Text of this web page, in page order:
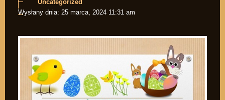
Uncategorized
Wysłany dnia: 25 marca, 2024 11:31 am